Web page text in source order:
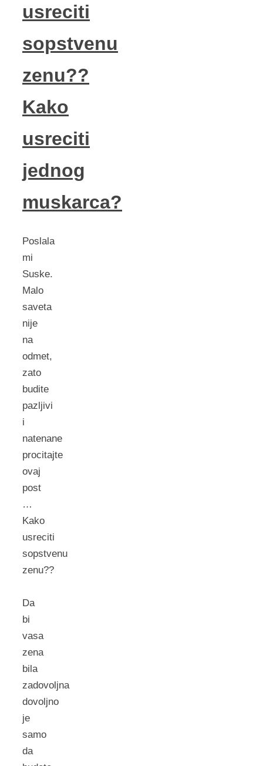
usreciti
sopstvenu
zenu??
Kako
usreciti
jednog
muskarca?
Poslala
mi
Suske.
Malo
saveta
nije
na
odmet,
zato
budite
pazljivi
i
natenane
procitajte
ovaj
post
…
Kako
usreciti
sopstvenu
zenu??
Da
bi
vasa
zena
bila
zadovoljna
dovoljno
je
samo
da